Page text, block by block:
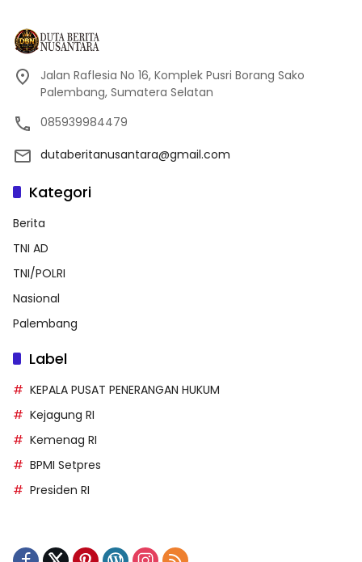
Jalan Raflesia No 16, Komplek Pusri Borang Sako
Palembang, Sumatera Selatan
085939984479
dutaberitanusantara@gmail.com
Kategori
Berita
TNI AD
TNI/POLRI
Nasional
Palembang
Label
KEPALA PUSAT PENERANGAN HUKUM
Kejagung RI
Kemenag RI
BPMI Setpres
Presiden RI